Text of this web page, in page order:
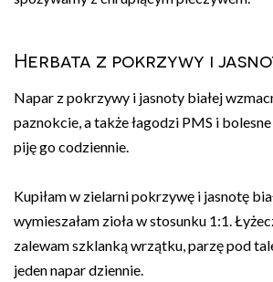
Herbata z pokrzywy i
Napar z pokrzywy i jasnoty białej
paznokcie, a także łagodzi PMS i
piję go codziennie.
Kupiłam w zielarni pokrzywę i jasnotę
wymieszałam zioła w stosunku 1:1.
zalewam szklanką wrzątku, parzę pod
jeden napar dziennie.